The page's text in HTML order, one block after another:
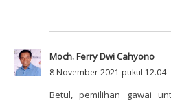
Moch. Ferry Dwi Cahyono
8 November 2021 pukul 12.04
Betul, pemilihan gawai